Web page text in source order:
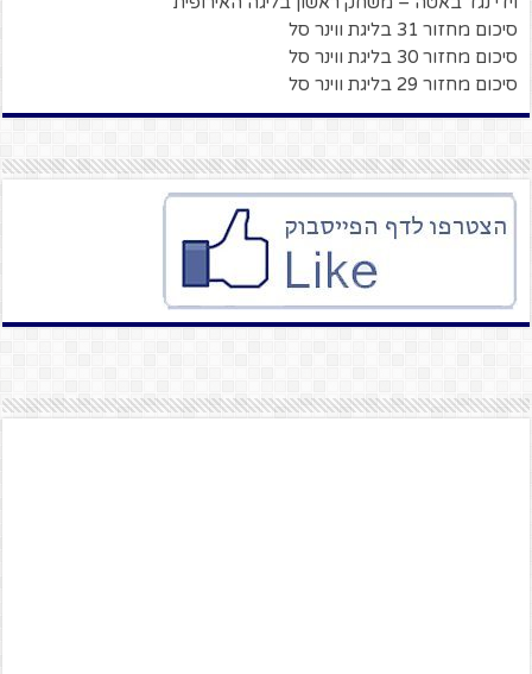
סיכום מחזור 31 בליגת ווינר סל
סיכום מחזור 30 בליגת ווינר סל
סיכום מחזור 29 בליגת ווינר סל